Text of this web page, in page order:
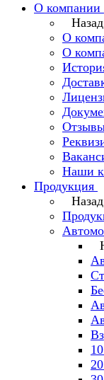
О компании
Назад
О
О
Наши
Продукция
Назад